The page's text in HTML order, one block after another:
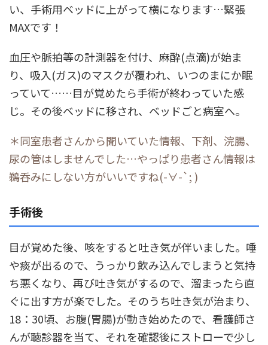
い、手術用ベッドに上がって横になります…緊張
MAXです！
血圧や脈拍等の計測器を付け、麻酔(点滴)が始ま
り、吸入(ガス)のマスクが覆われ、いつのまにか眠
っていて……目が覚めたら手術が終わっていた感
じ。その後ベッドに移され、ベッドごと病室へ。
＊同室患者さんから聞いていた情報、下剤、浣腸、
尿の管はしませんでした…やっぱり患者さん情報は
鵜呑みにしない方がいいですね(-∀-`; )
手術後
目が覚めた後、咳をすると吐き気が伴いました。唾
や痰が出るので、うっかり飲み込んでしまうと気持
ち悪くなり、再び吐き気がするので、溜まったら直
ぐに出す方が楽でした。そのうち吐き気が治まり、
18：30頃、お腹(胃腸)が動き始めたので、看護師さ
んが聴診器を当て、それを確認後にストローで少し